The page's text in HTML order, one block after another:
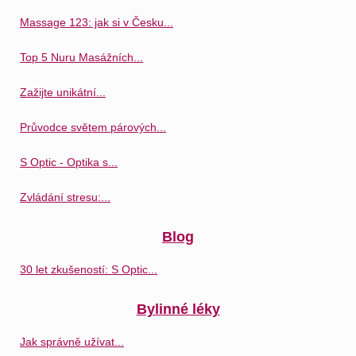
Massage 123: jak si v Česku...
Top 5 Nuru Masážních...
Zažijte unikátní...
Průvodce světem párových...
S Optic - Optika s...
Zvládání stresu:...
Blog
30 let zkušeností: S Optic...
Bylinné léky
Jak správně užívat...